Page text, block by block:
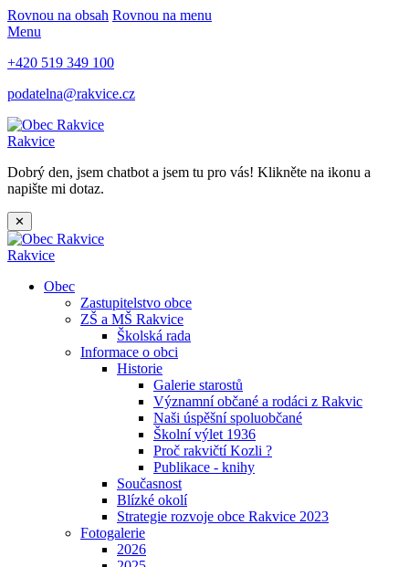
Rovnou na obsah Rovnou na menu
Menu
+420 519 349 100
podatelna@rakvice.cz
Rakvice
Dobrý den, jsem chatbot a jsem tu pro vás! Klikněte na ikonu a
napište mi dotaz.
✕
Rakvice
Obec
Zastupitelstvo obce
ZŠ a MŠ Rakvice
Školská rada
Informace o obci
Historie
Galerie starostů
Významní občané a rodáci z Rakvic
Naši úspěšní spoluobčané
Školní výlet 1936
Proč rakvičtí Kozli ?
Publikace - knihy
Současnost
Blízké okolí
Strategie rozvoje obce Rakvice 2023
Fotogalerie
2026